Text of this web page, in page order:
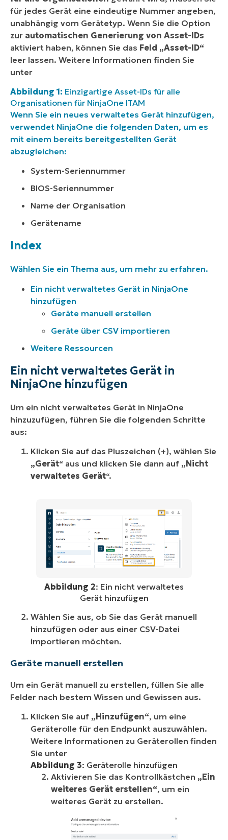
für jedes Gerät eine eindeutige Nummer angeben,
unabhängig vom Gerätetyp. Wenn Sie die Option
zur automatischen Generierung von Asset-IDs
aktiviert haben, können Sie das Feld „Asset-ID“
leer lassen. Weitere Informationen finden Sie
unter
Abbildung 1: Einzigartige Asset-IDs für alle
Organisationen für NinjaOne ITAM
Wenn Sie ein neues verwaltetes Gerät hinzufügen,
verwendet NinjaOne die folgenden Daten, um es
mit einem bereits bereitgestellten Gerät
abzugleichen:
System-Seriennummer
BIOS-Seriennummer
Name der Organisation
Gerätename
Index
Wählen Sie ein Thema aus, um mehr zu erfahren.
Ein nicht verwaltetes Gerät in NinjaOne
hinzufügen
Geräte manuell erstellen
Geräte über CSV importieren
Weitere Ressourcen
Ein nicht verwaltetes Gerät in
NinjaOne hinzufügen
Um ein nicht verwaltetes Gerät in NinjaOne
hinzuzufügen, führen Sie die folgenden Schritte
aus:
Klicken Sie auf das Pluszeichen (+), wählen Sie
„Gerät“ aus und klicken Sie dann auf „Nicht
verwaltetes Gerät“.
Abbildung 2: Ein nicht verwaltetes
Gerät hinzufügen
Wählen Sie aus, ob Sie das Gerät manuell
hinzufügen oder aus einer CSV-Datei
importieren möchten.
Geräte manuell erstellen
Um ein Gerät manuell zu erstellen, füllen Sie alle
Felder nach bestem Wissen und Gewissen aus.
Klicken Sie auf „Hinzufügen“, um eine
Geräterolle für den Endpunkt auszuwählen.
Weitere Informationen zu Geräterollen finden
Sie unter
Abbildung 3: Geräterolle hinzufügen
Aktivieren Sie das Kontrollkästchen „Ein
weiteres Gerät erstellen“, um ein
weiteres Gerät zu erstellen.